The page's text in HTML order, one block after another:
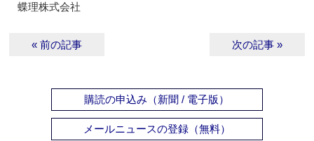
蝶理株式会社
« 前の記事 次の記事 »
購読の申込み（新聞 / 電子版）
メールニュースの登録（無料）